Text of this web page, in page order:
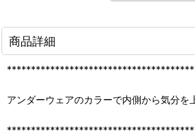
商品詳細
アンダーウェアのカラーで内側から気分を